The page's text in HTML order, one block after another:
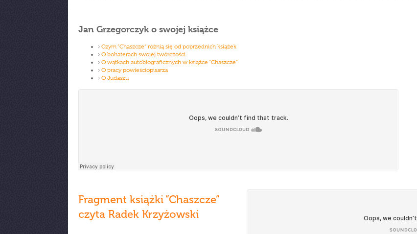
Jan Grzegorczyk o swojej książce
› Czym ”Chaszcze” różnią się od poprzednich książek
› O bohaterach swojej twórczości
› O wątkach autobiograficznych w książce ”Chaszcze”
› O pracy powieściopisarza
› O Judaszu
Fragment książki ”Chaszcze”
czyta Radek Krzyżowski